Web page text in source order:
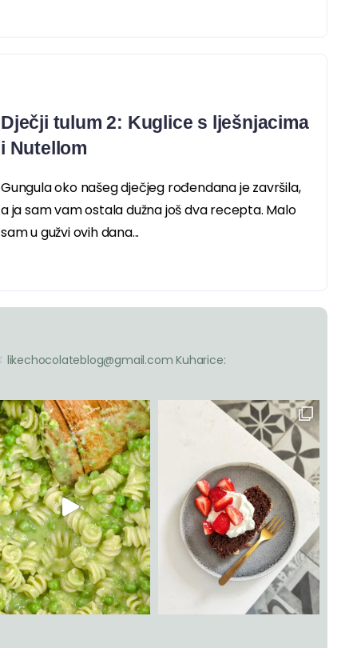
Dječji tulum 2: Kuglice s lješnjacima
i Nutellom
Gungula oko našeg dječjeg rođendana je završila,
a ja sam vam ostala dužna još dva recepta. Malo
sam u gužvi ovih dana...
likechocolateblog@gmail.com Kuharice: